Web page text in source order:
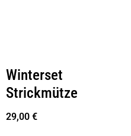
Winterset
Strickmütze
29,00 €